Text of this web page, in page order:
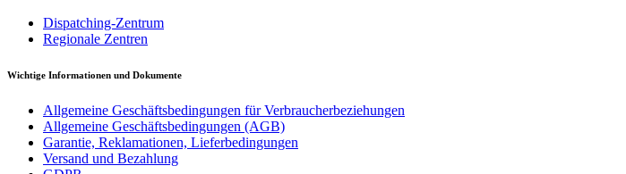
Dispatching-Zentrum
Regionale Zentren
Wichtige Informationen und Dokumente
Allgemeine Geschäftsbedingungen für Verbraucherbeziehungen
Allgemeine Geschäftsbedingungen (AGB)
Garantie, Reklamationen, Lieferbedingungen
Versand und Bezahlung